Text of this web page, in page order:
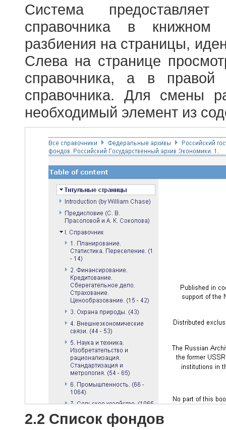
Система
справочника в
разбиения на страницы,
Слева на странице
справочника, а в правой
справочника. Для смены
необходимый элемент из
2.2 Список фондов